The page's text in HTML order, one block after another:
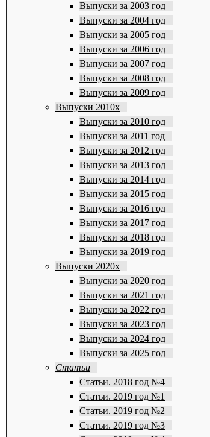
Выпуски за 2003 год
Выпуски за 2004 год
Выпуски за 2005 год
Выпуски за 2006 год
Выпуски за 2007 год
Выпуски за 2008 год
Выпуски за 2009 год
Выпуски 2010х
Выпуски за 2010 год
Выпуски за 2011 год
Выпуски за 2012 год
Выпуски за 2013 год
Выпуски за 2014 год
Выпуски за 2015 год
Выпуски за 2016 год
Выпуски за 2017 год
Выпуски за 2018 год
Выпуски за 2019 год
Выпуски 2020х
Выпуски за 2020 год
Выпуски за 2021 год
Выпуски за 2022 год
Выпуски за 2023 год
Выпуски за 2024 год
Выпуски за 2025 год
Статьи
Статьи. 2018 год №4
Статьи. 2019 год №1
Статьи. 2019 год №2
Статьи. 2019 год №3